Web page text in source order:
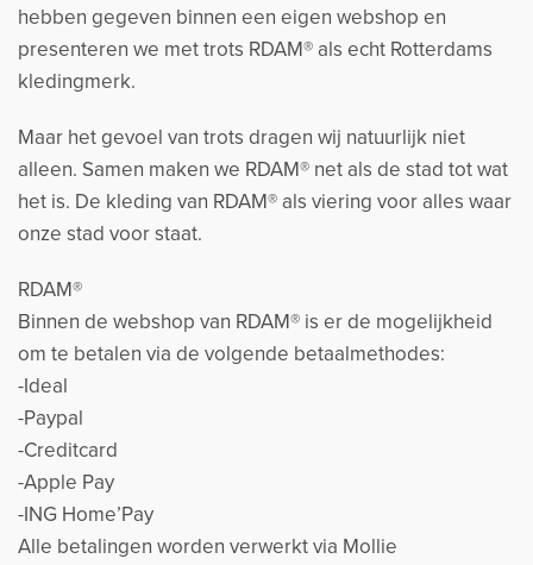
hebben gegeven binnen een eigen webshop en
presenteren we met trots RDAM® als echt Rotterdams
kledingmerk.
Maar het gevoel van trots dragen wij natuurlijk niet
alleen. Samen maken we RDAM® net als de stad tot wat
het is. De kleding van RDAM® als viering voor alles waar
onze stad voor staat.
RDAM®
Binnen de webshop van RDAM® is er de mogelijkheid
om te betalen via de volgende betaalmethodes:
-Ideal
-Paypal
-Creditcard
-Apple Pay
-ING Home’Pay
Alle betalingen worden verwerkt via Mollie